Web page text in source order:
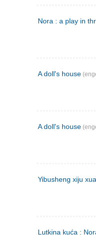
Nora : a play in
A doll's house
A doll's house
Yibusheng xiju
Lutkina kuća :